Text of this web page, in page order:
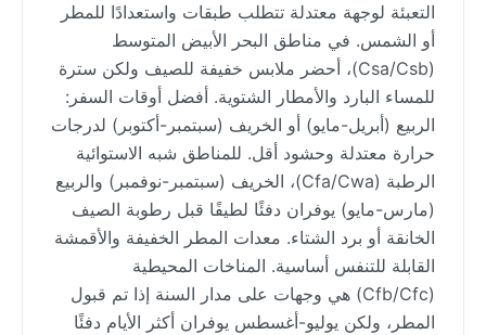
التعبئة لوجهة معتدلة تتطلب طبقات واستعدادًا للمطر
أو الشمس. في مناطق البحر الأبيض المتوسط
(Csa/Csb)، أحضر ملابس خفيفة للصيف ولكن سترة
للمساء البارد والأمطار الشتوية. أفضل أوقات السفر:
الربيع (أبريل-مايو) أو الخريف (سبتمبر-أكتوبر) لدرجات
حرارة معتدلة وحشود أقل. للمناطق شبه الاستوائية
الرطبة (Cfa/Cwa)، الخريف (سبتمبر-نوفمبر) والربيع
(مارس-مايو) يوفران دفئًا لطيفًا قبل رطوبة الصيف
الخانقة أو برد الشتاء. معدات المطر الخفيفة والأقمشة
القابلة للتنفس أساسية. المناخات المحيطية
(Cfb/Cfc) هي وجهات على مدار السنة إذا تم قبول
المطر، ولكن يوليو-أغسطس يوفران أكثر الأيام دفئًا